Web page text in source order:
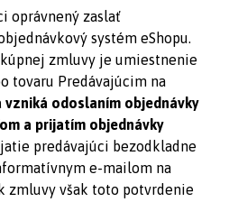
oprávnený zaslať
systém eShopu.
zmluvy je umiestnenie
tovaru Predávajúcim na
vzniká odoslaním objednávky
a prijatím objednávky
predávajúci bezodkladne
e-mailom na
zmluvy však toto potvrdenie